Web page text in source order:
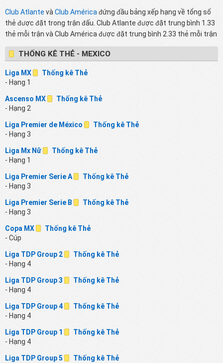
Club Atlante và Club América đứng đầu bảng xếp hạng về tổng số
thẻ được đặt trong trận đấu. Club Atlante được đặt trung bình 1.33
thẻ mỗi trận và Club América được đặt trung bình 2.33 thẻ mỗi trận
THỐNG KÊ THẺ - MEXICO
Liga MX
Thống kê Thẻ
- Hạng 1
Ascenso MX
Thống kê Thẻ
- Hạng 2
Liga Premier de México
Thống kê Thẻ
- Hạng 3
Liga Mx Nữ
Thống kê Thẻ
- Hạng 1
Liga Premier Serie A
Thống kê Thẻ
- Hạng 3
Liga Premier Serie B
Thống kê Thẻ
- Hạng 3
Copa MX
Thống kê Thẻ
- Cúp
Liga TDP Group 2
Thống kê Thẻ
- Hạng 4
Liga TDP Group 3
Thống kê Thẻ
- Hạng 4
Liga TDP Group 4
Thống kê Thẻ
- Hạng 4
Liga TDP Group 1
Thống kê Thẻ
- Hạng 4
Liga TDP Group 5
Thống kê Thẻ